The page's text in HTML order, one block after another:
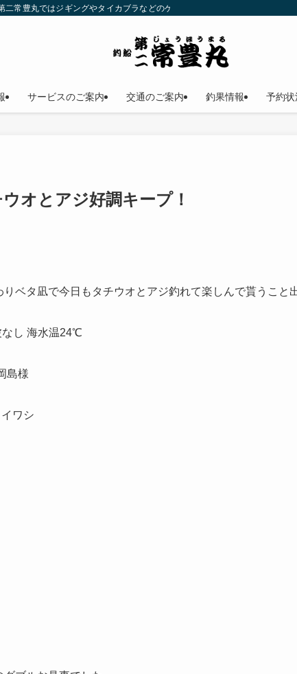
常豊丸ではジギングやタイカブラなどのゲームフィッシングが楽しめます
サービスのご案内 交通のご案内 釣果情報 予約状
オとアジ好調キープ！
ベタ凪で今日もタチウオとアジ釣れて楽しんで貰うこと
なし 海水温24℃
島様
ワシ